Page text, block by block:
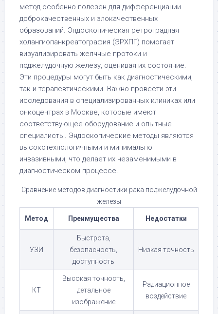
метод особенно полезен для дифференциации
доброкачественных и злокачественных
образований. Эндоскопическая ретроградная
холангиопанкреатография (ЭРХПГ) помогает
визуализировать желчные протоки и
поджелудочную железу, оценивая их состояние.
Эти процедуры могут быть как диагностическими,
так и терапевтическими. Важно провести эти
исследования в специализированных клиниках или
онкоцентрах в Москве, которые имеют
соответствующее оборудование и опытные
специалисты. Эндоскопические методы являются
высокотехнологичными и минимально
инвазивными, что делает их незаменимыми в
диагностическом процессе.
Сравнение методов диагностики рака поджелудочной
железы
Метод Преимущества Недостатки
УЗИ
Быстрота,
безопасность,
доступность
Низкая точность
КТ
Высокая точность,
детальное
изображение
Радиационное
воздействие